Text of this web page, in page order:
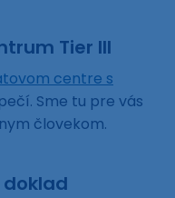
Tier III
centre s
Sme tu pre vás
človekom.